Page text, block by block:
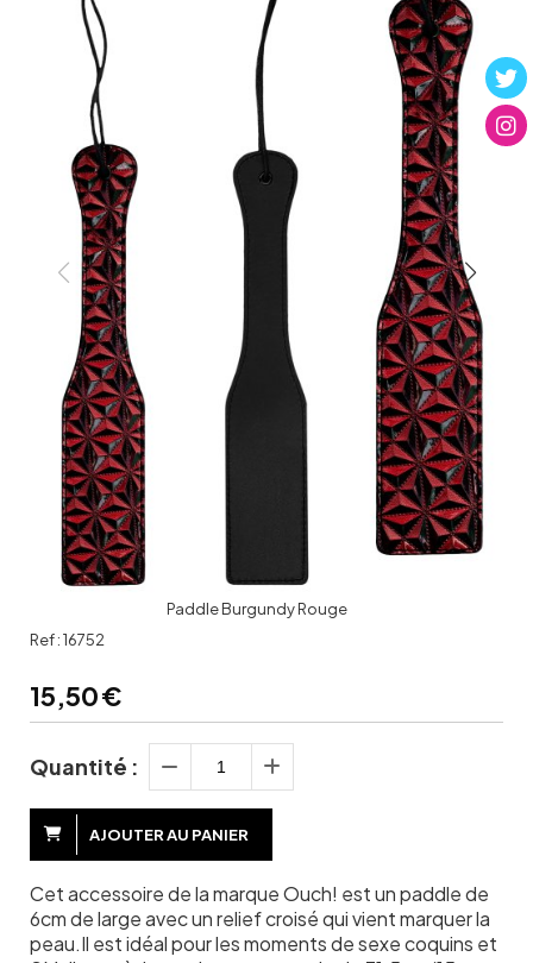
Paddle Burgundy Rouge
Ref :16752
15,50€
Quantité :
AJOUTER AU PANIER
Cet accessoire de la marque Ouch! est un paddle de
6cm de large avec un relief croisé qui vient marquer la
peau.Il est idéal pour les moments de sexe coquins et